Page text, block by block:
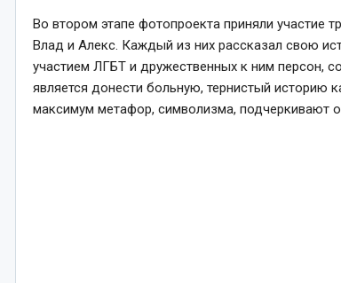
Во втором этапе фотопроекта приняли участие
Влад и Алекс. Каждый из них рассказал свою
участием ЛГБТ и дружественных к ним персон,
является донести больную, тернистый историю
максимум метафор, символизма, подчеркивают